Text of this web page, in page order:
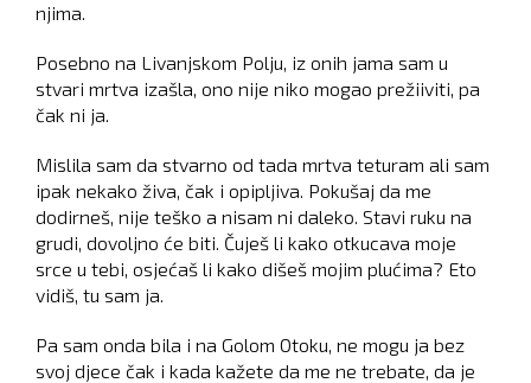
njima.
Posebno na Livanjskom Polju, iz onih jama sam u
stvari mrtva izašla, ono nije niko mogao prežiiviti, pa
čak ni ja.
Mislila sam da stvarno od tada mrtva teturam ali sam
ipak nekako živa, čak i opipljiva. Pokušaj da me
dodirneš, nije teško a nisam ni daleko. Stavi ruku na
grudi, dovoljno će biti. Čuješ li kako otkucava moje
srce u tebi, osjećaš li kako dišeš mojim plućima? Eto
vidiš, tu sam ja.
Pa sam onda bila i na Golom Otoku, ne mogu ja bez
svoj djece čak i kada kažete da me ne trebate, da je